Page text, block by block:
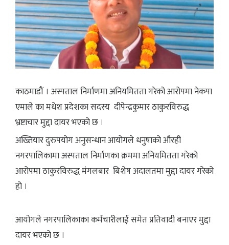
काठमाडौं । अस्पताल निर्माणमा अनियमितता गरेको आरोपमा नेकपा
एमाले का मधेश प्रदेशका सदस्य दीपेन्द्रकुमार ठाकुरविरुद्ध
भ्रष्टाचार मुद्दा दायर भएको छ ।
अख्तियार दुरुपयोग अनुसन्धान आयोगले धनुषाको औरही
नगरपालिकामा अस्पताल निर्माणका क्रममा अनियमितता गरेको
आरोपमा ठाकुरविरुद्ध मंगलबार बिशेष अदालतमा मुद्दा दायर गरेको
हो ।
आयोगले नगरपालिकाका कर्मचारीलाई समेत प्रतिवादी बनाएर मुद्दा
दायर भएको छ ।